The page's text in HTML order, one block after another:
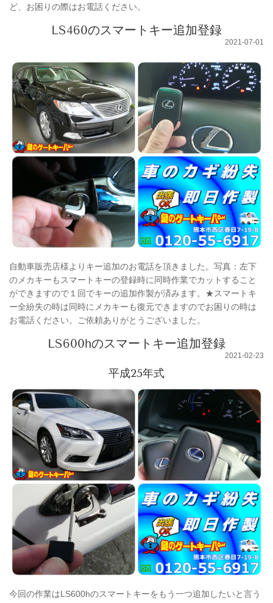
ど、お困りの際はお電話ください。
LS460のスマートキー追加登録
2021-07-01
自動車販売店様よりキー追加のお電話を頂きました。写真：左下
のメカキーもスマートキーの登録時に同時作業でカットすること
ができますので１回でキーの追加作製が済みます。★スマートキ
ー全紛失の時は同時にメカキーも復元できますのでお困りの時は
お電話ください。ご依頼ありがとうございました。
LS600hのスマートキー追加登録
2021-02-23
平成25年式
今回の作業はLS600hのスマートキーをもう一つ追加したいと言う